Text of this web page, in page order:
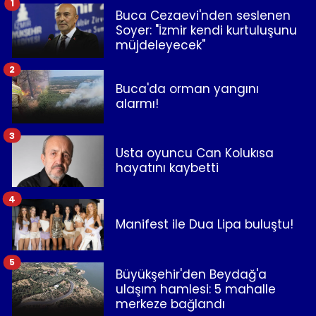
Buca Cezaevi'nden seslenen
Soyer: "İzmir kendi kurtuluşunu
müjdeleyecek"
1
Buca'da orman yangını
alarmı!
2
Usta oyuncu Can Kolukısa
hayatını kaybetti
3
Manifest ile Dua Lipa buluştu!
4
Büyükşehir'den Beydağ'a
ulaşım hamlesi: 5 mahalle
merkeze bağlandı
5